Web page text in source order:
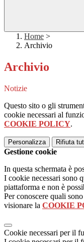
Home >
Archivio
Archivio
Notizie
Questo sito o gli
cookie necessari al
COOKIE POLICY.
Personalizza Rifiuta
Gestione cookie
In questa schermata è
I cookie necessari sono
piattaforma e non è
Per conoscere quali
visionare la COOKIE
Cookie necessari per il